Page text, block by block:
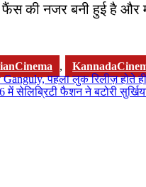
फैंस की नजर बनी हुई है
,
पहला लुक रिलीज़ होते ही
सेलिब्रिटी फैशन ने बटोरी